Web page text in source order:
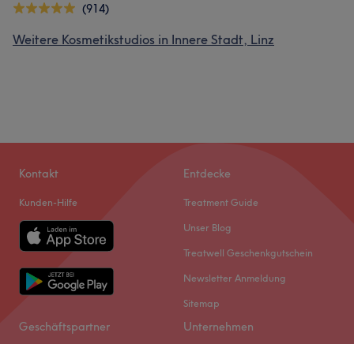
(914)
Weitere Kosmetikstudios in Innere Stadt, Linz
Kontakt
Kunden-Hilfe
Entdecke
Treatment Guide
Unser Blog
Treatwell Geschenkgutschein
Newsletter Anmeldung
Sitemap
Geschäftspartner Unternehmen